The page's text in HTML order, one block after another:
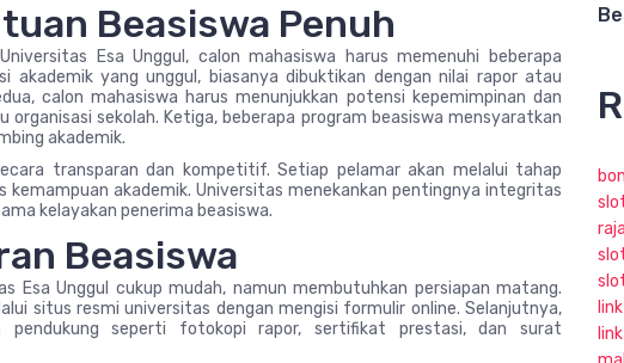
Beasiswa Penuh
Esa Unggul, calon mahasiswa harus memenuhi beberapa
akademik yang unggul, biasanya dibuktikan dengan nilai rapor atau
calon mahasiswa harus menunjukkan potensi kepemimpinan dan
sekolah. Ketiga, beberapa program beasiswa mensyaratkan
akademik.
transparan dan kompetitif. Setiap pelamar akan melalui tahap
kemampuan akademik. Universitas menekankan pentingnya integritas
kelayakan penerima beasiswa.
Beasiswa
Esa Unggul cukup mudah, namun membutuhkan persiapan matang.
situs resmi universitas dengan mengisi formulir online. Selanjutnya,
pendukung seperti fotokopi rapor, sertifikat prestasi, dan surat